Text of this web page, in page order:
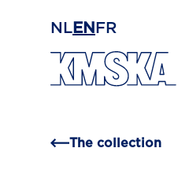
NL EN FR
The collection